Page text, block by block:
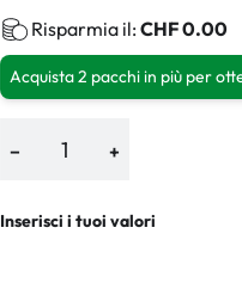
Risparmia il: CHF 0.00
Acquista 2 pacchi in più per
− +
Inserisci i tuoi valori